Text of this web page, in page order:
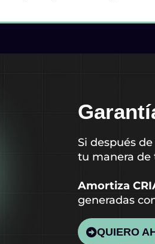
Si después
tu manera de
Amortiza
generadas
QUIERO